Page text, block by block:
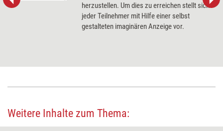
herzustellen. Um dies zu erreichen stellt sich
jeder Teilnehmer mit Hilfe einer selbst
gestalteten imaginären Anzeige vor.
Weitere Inhalte zum Thema: